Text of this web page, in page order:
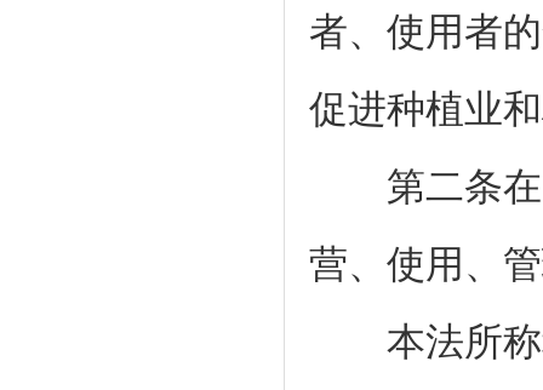
者、使用者
促进种植业
第二条在
营、使用、
本法所称